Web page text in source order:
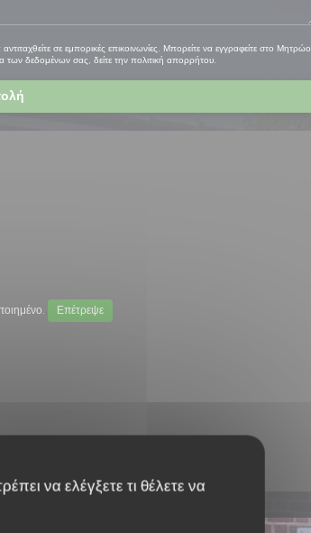
να ελέγξετε τι θέλετε να
σε εμπορικές επικοινωνίες. Μπορείτε να εγγραφείτε στο Μητρώο
των δεδομένων σας, δείτε την πολιτική απορρήτου.
Επέτρεψε